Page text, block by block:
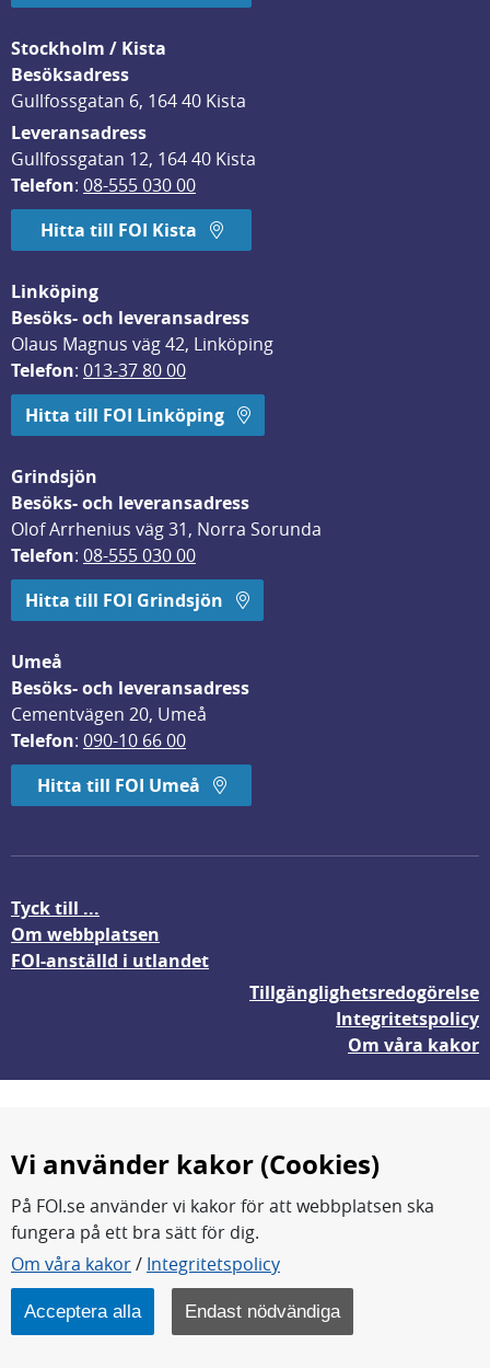
Stockholm / Kista
Besöksadress
Gullfossgatan 6, 164 40 Kista
Leveransadress
Gullfossgatan 12, 164 40 Kista
Telefon: 08-555 030 00
Hitta till FOI Kista
Linköping
Besöks- och leveransadress
Olaus Magnus väg 42, Linköping
Telefon: 013-37 80 00
Hitta till FOI Linköping
Grindsjön
Besöks- och leveransadress
Olof Arrhenius väg 31, Norra Sorunda
Telefon: 08-555 030 00
Hitta till FOI Grindsjön
Umeå
Besöks- och leveransadress
Cementvägen 20, Umeå
Telefon: 090-10 66 00
Hitta till FOI Umeå
Tyck till ...
Om webbplatsen
FOI-anställd i utlandet
Tillgänglighetsredogörelse
Integritetspolicy
Om våra kakor
FOI forskar för en säkrare värld.
FOI:s kärnverksamhet är forskning, metod- och
teknikutveckling samt analyser och studier.
Myndigheten ligger under Försvarsdepartementet.
Vi använder kakor (Cookies)
På FOI.se använder vi kakor för att webbplatsen ska
fungera på ett bra sätt för dig.
Om våra kakor/ Integritetspolicy
Acceptera alla Endast nödvändiga